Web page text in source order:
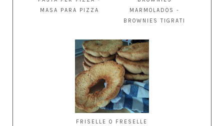
MASA PARA PIZZA
MARMOLADOS -
BROWNIES TIGRATI
FRISELLE O FRESELLE